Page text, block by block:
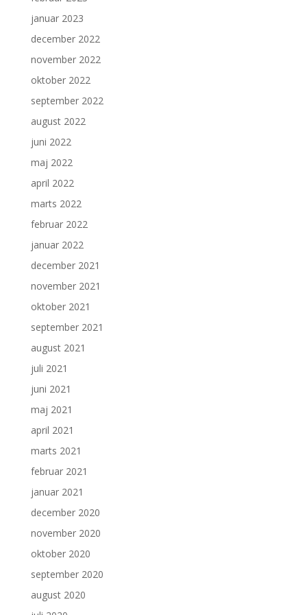
januar 2023
december 2022
november 2022
oktober 2022
september 2022
august 2022
juni 2022
maj 2022
april 2022
marts 2022
februar 2022
januar 2022
december 2021
november 2021
oktober 2021
september 2021
august 2021
juli 2021
juni 2021
maj 2021
april 2021
marts 2021
februar 2021
januar 2021
december 2020
november 2020
oktober 2020
september 2020
august 2020